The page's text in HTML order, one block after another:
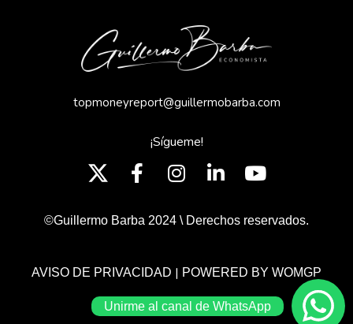
topmoneyreport@guillermobarba.com
¡Sígueme!
©Guillermo Barba 2024 \ Derechos reservados.
AVISO DE PRIVACIDAD | POWERED BY WOMGP
Unirme al canal de WhatsApp